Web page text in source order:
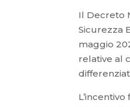
Il Decreto
Sicurezza
maggio
relative al